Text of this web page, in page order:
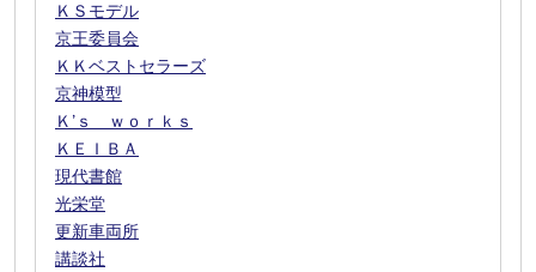
ＫＳモデル
京王委員会
ＫＫベストセラーズ
京神模型
Ｋ’ｓ ｗｏｒｋｓ
ＫＥＩＢＡ
現代書館
光栄堂
更新車両所
講談社